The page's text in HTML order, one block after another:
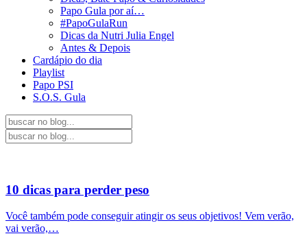
Papo Gula por aí…
#PapoGulaRun
Dicas da Nutri Julia Engel
Antes & Depois
Cardápio do dia
Playlist
Papo PSI
S.O.S. Gula
10 dicas para perder peso
Você também pode conseguir atingir os seus objetivos! Vem verão,
vai verão,…